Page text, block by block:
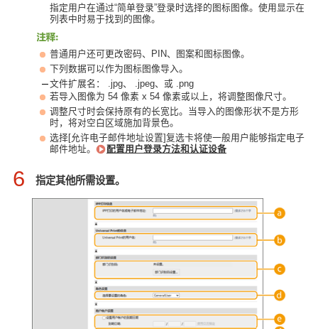
指定用户在通过“简单登录”登录时选择的图标图像。使用显示在
列表中时易于找到的图像。
普通用户还可更改密码、PIN、图案和图标图像。
下列数据可以作为图标图像导入。
文件扩展名： .jpg、 .jpeg、或 .png
若导入图像为 54 像素 x 54 像素或以上，将调整图像尺寸。
调整尺寸时会保持原有的长宽比。当导入的图像形状不是方形
时，将对空白区域施加背景色。
选择[允许电子邮件地址设置]复选卡将使一般用户能够指定电子
邮件地址。
配置用户登录方法和认证设备
6 指定其他所需设置。